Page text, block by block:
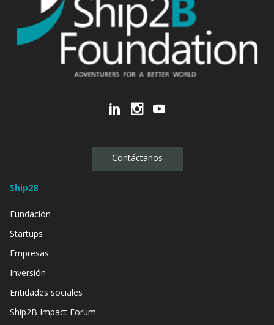
Contáctanos
Ship2B
Fundación
Startups
Empresas
Inversión
Entidades sociales
Ship2B Impact Forum